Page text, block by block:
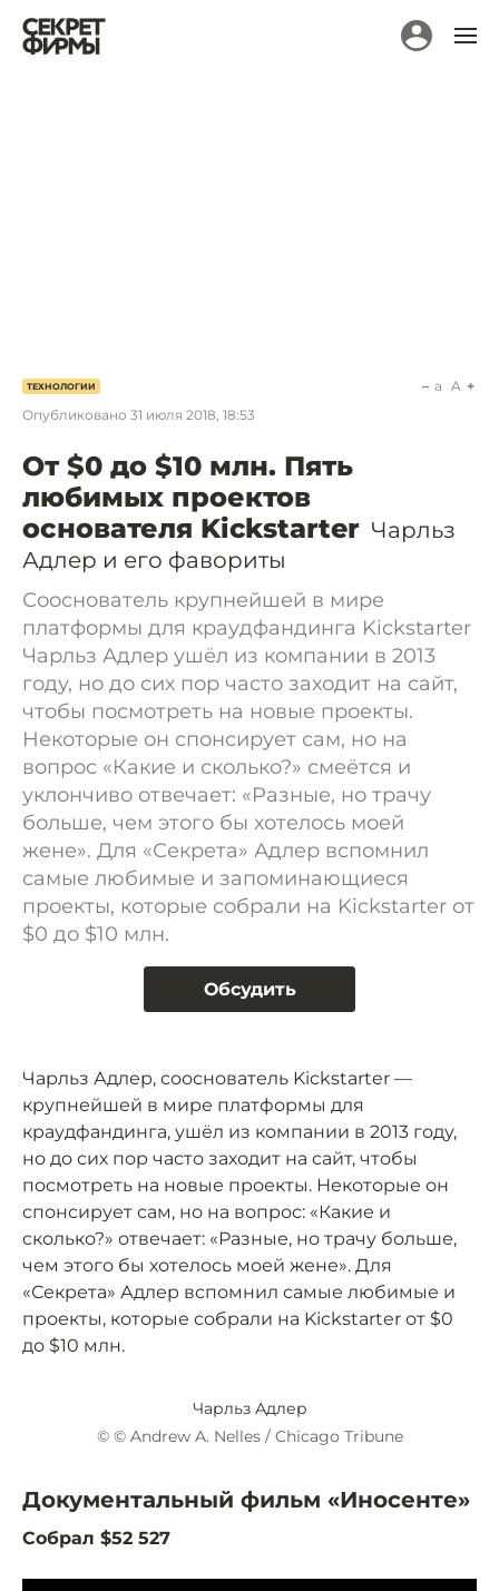
ТЕХНОЛОГИИ
Опубликовано 31 июля 2018, 18:53
a A
От $0 до $10 млн. Пять
любимых проектов
основателя Kickstarter Чарльз
Адлер и его фавориты
Сооснователь крупнейшей в мире
платформы для краудфандинга Kickstarter
Чарльз Адлер ушёл из компании в 2013
году, но до сих пор часто заходит на сайт,
чтобы посмотреть на новые проекты.
Некоторые он спонсирует сам, но на
вопрос «Какие и сколько?» смеётся и
уклончиво отвечает: «Разные, но трачу
больше, чем этого бы хотелось моей
жене». Для «Секрета» Адлер вспомнил
самые любимые и запоминающиеся
проекты, которые собрали на Kickstarter от
$0 до $10 млн.
Обсудить
Чарльз Адлер, сооснователь Kickstarter —
крупнейшей в мире платформы для
краудфандинга, ушёл из компании в 2013 году,
но до сих пор часто заходит на сайт, чтобы
посмотреть на новые проекты. Некоторые он
спонсирует сам, но на вопрос: «Какие и
сколько?» отвечает: «Разные, но трачу больше,
чем этого бы хотелось моей жене». Для
«Секрета» Адлер вспомнил самые любимые и
проекты, которые собрали на Kickstarter от $0
до $10 млн.
Чарльз Адлер
© © Andrew A. Nelles / Chicago Tribune
Документальный фильм «Иносенте»
Собрал $52 527